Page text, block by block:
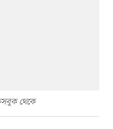
থেকে